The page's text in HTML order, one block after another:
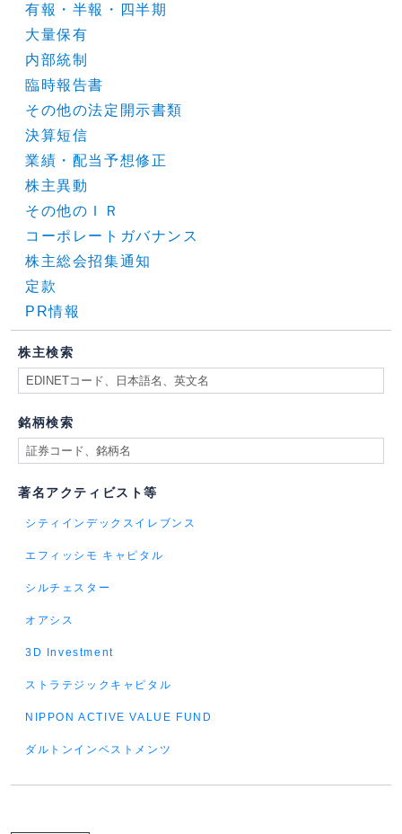
有報・半報・四半期
大量保有
内部統制
臨時報告書
その他の法定開示書類
決算短信
業績・配当予想修正
株主異動
その他のＩＲ
コーポレートガバナンス
株主総会招集通知
定款
PR情報
株主検索
銘柄検索
著名アクティビスト等
シティインデックスイレブンス
エフィッシモ キャピタル
シルチェスター
オアシス
3D Investment
ストラテジックキャピタル
NIPPON ACTIVE VALUE FUND
ダルトンインベストメンツ